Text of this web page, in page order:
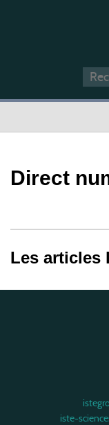
Direct
Les articles
iste-